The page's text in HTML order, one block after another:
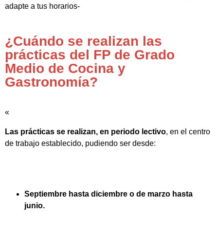
adapte a tus horarios-
¿Cuándo se realizan las
prácticas del FP de Grado
Medio de Cocina y
Gastronomía?
«
Las prácticas se realizan, en periodo lectivo, en el centro
de trabajo establecido, pudiendo ser desde:
Septiembre hasta diciembre o de marzo hasta
junio.